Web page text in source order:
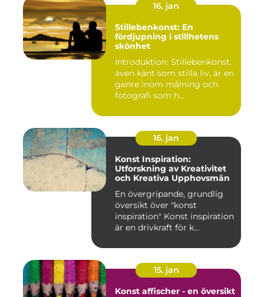
16. jan
Stillebenkonst: En
fördjupning i stillhetens
skönhet
Introduktion: Stillebenkonst,
även känt som stilla liv, är en
genre inom målning och
fotografi som h...
16. jan
Konst Inspiration:
Utforskning av Kreativitet
och Kreativa Upphovsmän
En övergripande, grundlig
översikt över "konst
inspiration" Konst inspiration
är en drivkraft för k...
15. jan
Konst affischer - en översikt